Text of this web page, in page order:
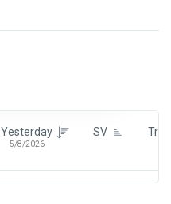
Yesterday
5/8/2026
SV